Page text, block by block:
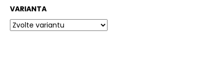
VARIANTA
D
o